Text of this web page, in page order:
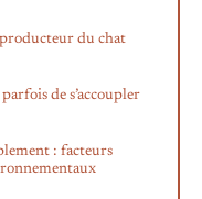
du chat
de s’accoupler
: facteurs